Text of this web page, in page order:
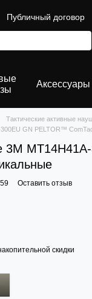
Публичный договор
Аксессуары
Тактические активные
GN PELTOR™
3M
Оставить отзыв
скидки